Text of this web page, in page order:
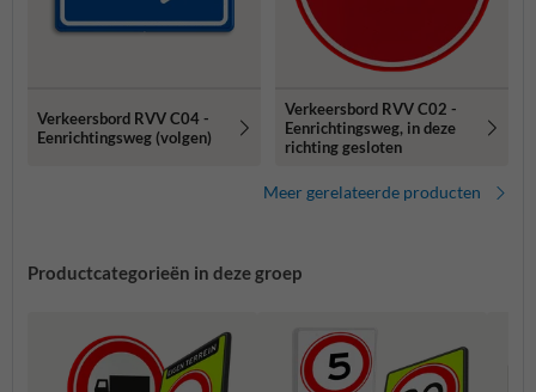
Verkeersbord RVV C04 -
Eenrichtingsweg (volgen)
Verkeersbord RVV C02 -
Eenrichtingsweg, in deze
richting gesloten
Meer gerelateerde producten
Productcategorieën in deze groep